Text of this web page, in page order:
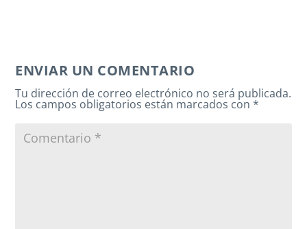
ENVIAR UN COMENTARIO
Tu dirección de correo electrónico no será publicada.
Los campos obligatorios están marcados con*